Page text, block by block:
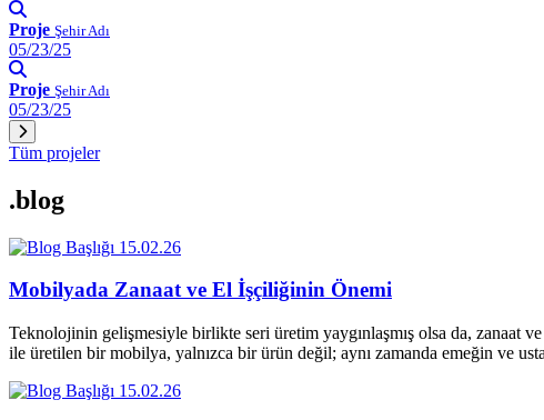
Proje Şehir Adı
05/23/25
Proje Şehir Adı
05/23/25
Tüm projeler
.blog
15.02.26
Mobilyada Zanaat ve El İşçiliğinin Önemi
Teknolojinin gelişmesiyle birlikte seri üretim yaygınlaşmış olsa da, zanaat
ile üretilen bir mobilya, yalnızca bir ürün değil; aynı zamanda emeğin ve
15.02.26